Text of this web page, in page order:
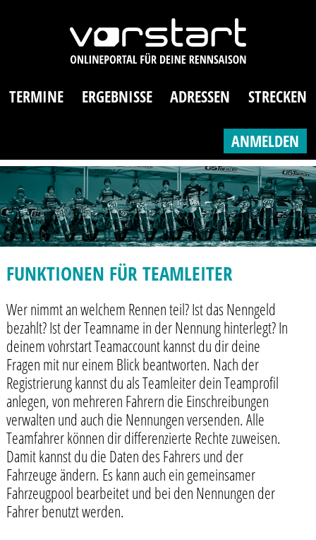
TERMINE ERGEBNISSE ADRESSEN STRECKEN
ANMELDEN
FUNKTIONEN FÜR TEAMLEITER
Wer nimmt an welchem Rennen teil? Ist das Nenngeld
bezahlt? Ist der Teamname in der Nennung hinterlegt? In
deinem vohrstart Teamaccount kannst du dir deine
Fragen mit nur einem Blick beantworten. Nach der
Registrierung kannst du als Teamleiter dein Teamprofil
anlegen, von mehreren Fahrern die Einschreibungen
verwalten und auch die Nennungen versenden. Alle
Teamfahrer können dir differenzierte Rechte zuweisen.
Damit kannst du die Daten des Fahrers und der
Fahrzeuge ändern. Es kann auch ein gemeinsamer
Fahrzeugpool bearbeitet und bei den Nennungen der
Fahrer benutzt werden.